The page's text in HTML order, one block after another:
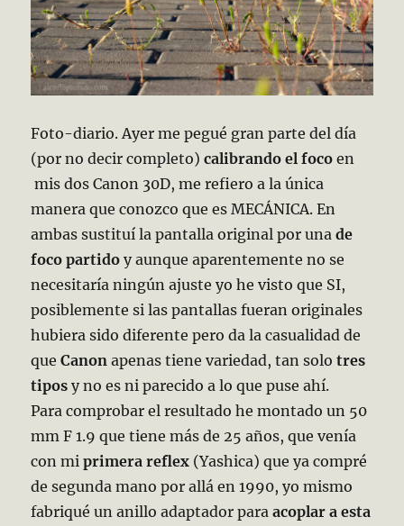
Foto-diario. Ayer me pegué gran parte del día
(por no decir completo)calibrando el foco en
mis dos Canon 30D, me refiero a la única
manera que conozco que es MECÁNICA. En
ambas sustituí la pantalla original por unade
foco partido y aunque aparentemente no se
necesitaría ningún ajuste yo he visto que SI,
posiblemente si las pantallas fueran originales
hubiera sido diferente pero da la casualidad de
queCanon apenas tiene variedad, tan solo tres
tipos y no es ni parecido a lo que puse ahí.
Para comprobar el resultado he montado un 50
mm F 1.9 que tiene más de 25 años, que venía
con miprimera reflex (Yashica) que ya compré
de segunda mano por allá en 1990, yo mismo
fabriqué un anillo adaptador paraacoplar a esta